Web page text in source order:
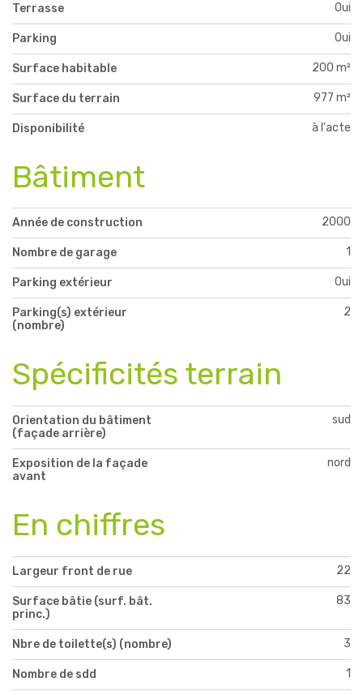
Terrasse Oui
Parking Oui
Surface habitable 200 m²
Surface du terrain 977 m²
Disponibilité à l'acte
Bâtiment
Année de construction 2000
Nombre de garage 1
Parking extérieur Oui
Parking(s) extérieur
(nombre)
2
Spécificités terrain
Orientation du bâtiment
(façade arrière)
sud
Exposition de la façade
avant
nord
En chiffres
Largeur front de rue 22
Surface bâtie (surf. bât.
princ.)
83
Nbre de toilette(s) (nombre) 3
Nombre de sdd 1